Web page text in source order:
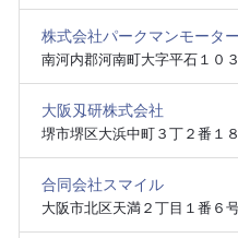
株式会社パークマンモータ
南河内郡河南町大字平石１０
大阪刄研株式会社
堺市堺区大浜中町３丁２番１
合同会社スマイル
大阪市北区天満２丁目１番６